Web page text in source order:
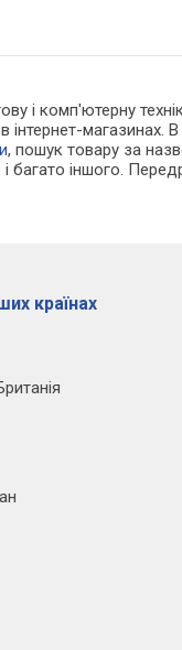
і комп'ютерну
інтернет-
, пошук товару за
і багато іншого.
країнах